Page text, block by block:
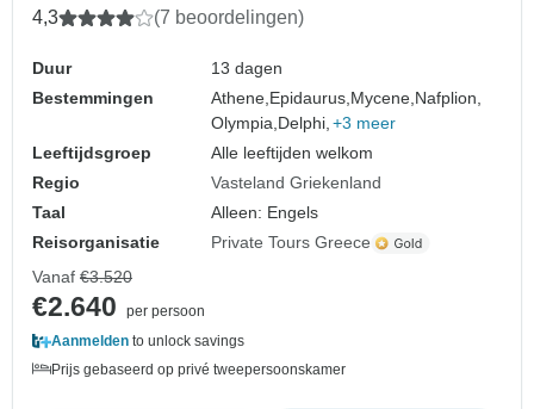
4,3 (7 beoordelingen)
Duur
13 dagen
Bestemmingen
Athene,Epidaurus,Mycene,Nafplion,
Olympia,Delphi, +3 meer
Leeftijdsgroep
Alle leeftijden welkom
Regio
Vasteland Griekenland
Taal
Alleen: Engels
Reisorganisatie
Private Tours Greece
Vanaf €3.520
€2.640
per persoon
Aanmelden to unlock savings
Prijs gebaseerd op privé tweepersoonskamer